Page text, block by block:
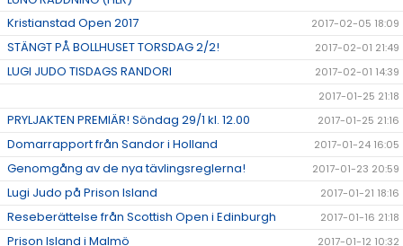
Kristianstad Open 2017 2017-02-05 18:09
STÄNGT PÅ BOLLHUSET TORSDAG 2/2! 2017-02-01 21:49
LUGI JUDO TISDAGS RANDORI
2017-02-01 14:39
2017-01-25 21:18
PRYLJAKTEN PREMIÄR! Söndag 29/1 kl. 12.00 2017-01-25 21:16
Domarrapport från Sandor i Holland 2017-01-24 16:05
Genomgång av de nya tävlingsreglerna! 2017-01-23 20:59
Lugi Judo på Prison Island 2017-01-21 18:16
Reseberättelse från Scottish Open i Edinburgh 2017-01-16 21:18
Prison Island i Malmö 2017-01-12 10:32